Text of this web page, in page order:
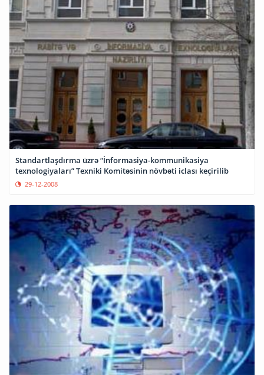
Standartlaşdırma üzrə “İnformasiya-kommunikasiya
texnologiyaları” Texniki Komitəsinin növbəti iclası keçirilib
29-12-2008